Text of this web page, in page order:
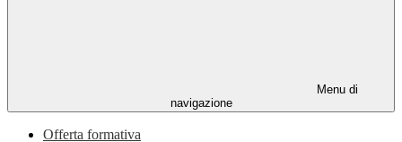
Menu di
navigazione
Offerta formativa